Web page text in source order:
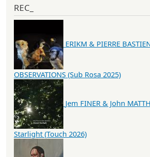
REC_
ERIKM & PIERRE
OBSERVATIONS (Sub Rosa 2025)
Jem FINER & John
Starlight (Touch 2026)